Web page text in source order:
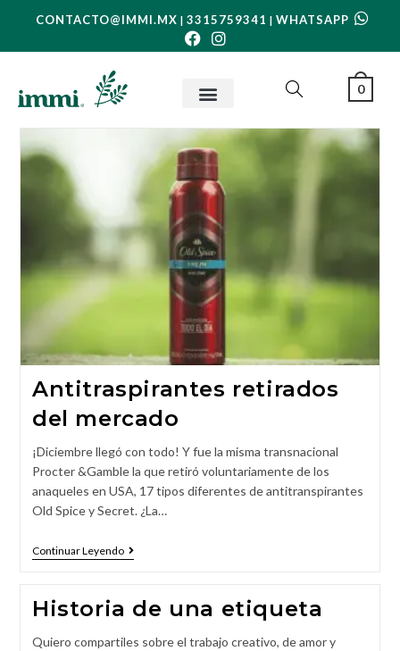
CONTACTO@IMMI.MX | 3315759341 | WHATSAPP
0
Antitraspirantes retirados
del mercado
¡Diciembre llegó con todo! Y fue la misma transnacional
Procter &Gamble la que retiró voluntariamente de los
anaqueles en USA, 17 tipos diferentes de antitranspirantes
Old Spice y Secret. ¿La…
Continuar Leyendo
Historia de una etiqueta
Quiero compartiles sobre el trabajo creativo, de amor y